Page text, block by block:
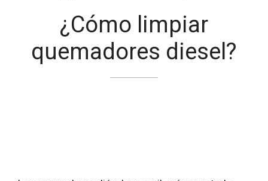
¿Cómo limpiar
quemadores diesel?